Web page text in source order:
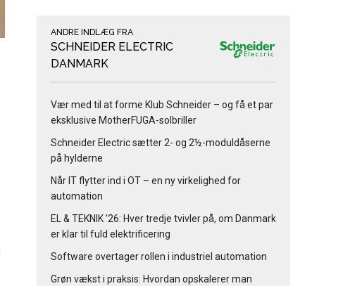
ANDRE INDLÆG FRA
SCHNEIDER ELECTRIC
DANMARK
Vær med til at forme Klub Schneider – og få et par
eksklusive MotherFUGA-solbriller
Schneider Electric sætter 2- og 2½-moduldåserne
på hylderne
Når IT flytter ind i OT – en ny virkelighed for
automation
EL & TEKNIK ’26: Hver tredje tvivler på, om Danmark
er klar til fuld elektrificering
Software overtager rollen i industriel automation
Grøn vækst i praksis: Hvordan opskalerer man